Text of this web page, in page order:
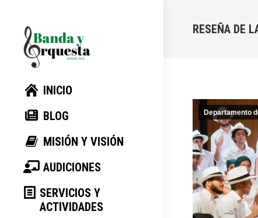
INICIO
BLOG
MISIÓN Y VISIÓN
AUDICIONES
SERVICIOS Y
ACTIVIDADES
RESEÑA DE
Departamento